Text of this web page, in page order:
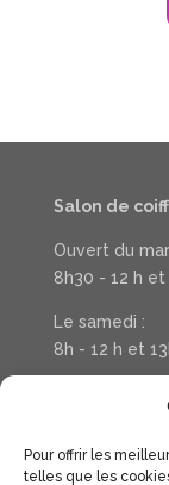
Pour offrir les
telles que les
Salon de
Ouvert du
8h30 - 12 h et
Le samedi :
8h - 12 h et
Suivez la